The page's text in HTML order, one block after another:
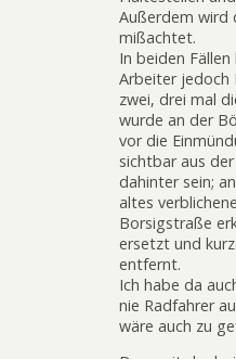
Außerdem wird
mißachtet.
In beiden
Arbeiter jedoch
zwei, drei mal
wurde an der
vor die
sichtbar aus
dahinter sein;
altes
Borsigstraße
ersetzt und
entfernt.
Ich habe da
nie Radfahrer
wäre auch zu